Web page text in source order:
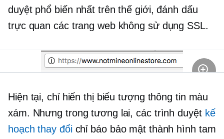
duyệt phổ biến nhất trên thế giới, đánh dấu
trực quan các trang web không sử dụng SSL.
Hiện tại, chỉ hiển thị biểu tượng thông tin màu
xám. Nhưng trong tương lai, các trình duyệt kế
hoạch thay đổi chỉ báo bảo mật thành hình tam